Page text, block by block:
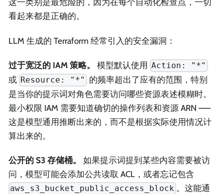
这一类别是最危险的，因为在每个自动化检查点，一切
看起来都是正确的。
LLM 生成的 Terraform 经常引入的安全漏洞：
过于宽泛的 IAM 策略。 模型默认使用 Action: "*"
或 Resource: "*"
的频率超出了应有的范围，特别
是当你的提示词对角色需要访问哪些资源表述模糊时。
最小权限 IAM 需要知道确切的操作列表和资源 ARN ——
这是模型通用推断出来的，而不是根据实际使用情况计
算出来的。
公开的 S3 存储桶。
如果提示词提到某些内容需要被访
问，模型可能会添加公共读取 ACL，或者忘记包含
aws_s3_bucket_public_access_block 。这能通